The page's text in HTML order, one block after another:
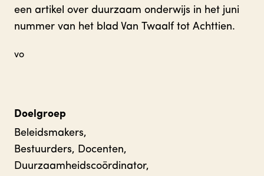
een artikel over duurzaam onderwijs in het juni
nummer van het blad Van Twaalf tot Achttien.
vo
Doelgroep
Beleidsmakers,
Bestuurders, Docenten,
Duurzaamheidscoördinator,